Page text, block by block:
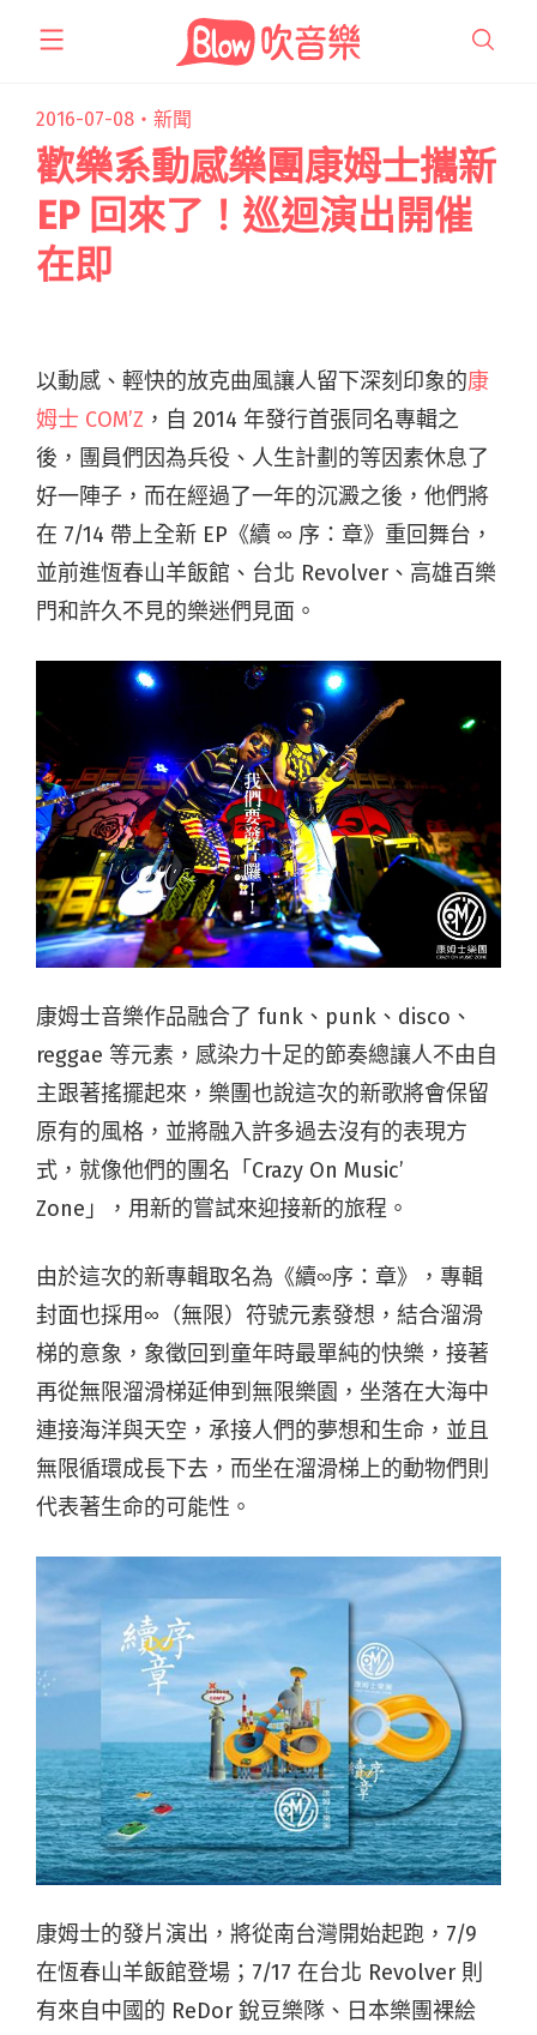
2016-07-08・ 新聞
歡樂系動感樂團康姆士攜新
EP 回來了！巡迴演出開催
在即
以動感、輕快的放克曲風讓人留下深刻印象的康
姆士 COM’Z ，自 2014 年發行首張同名專輯之
後，團員們因為兵役、人生計劃的等因素休息了
好一陣子，而在經過了一年的沉澱之後，他們將
在 7/14 帶上全新 EP《續 ∞ 序：章》重回舞台，
並前進恆春山羊飯館、台北 Revolver、高雄百樂
門和許久不見的樂迷們見面。
康姆士音樂作品融合了 funk、punk、disco、
reggae 等元素，感染力十足的節奏總讓人不由自
主跟著搖擺起來，樂團也說這次的新歌將會保留
原有的風格，並將融入許多過去沒有的表現方
式，就像他們的團名「Crazy On Music’
Zone」，用新的嘗試來迎接新的旅程。
由於這次的新專輯取名為《續∞序：章》，專輯
封面也採用∞（無限）符號元素發想，結合溜滑
梯的意象，象徵回到童年時最單純的快樂，接著
再從無限溜滑梯延伸到無限樂園，坐落在大海中
連接海洋與天空，承接人們的夢想和生命，並且
無限循環成長下去，而坐在溜滑梯上的動物們則
代表著生命的可能性。
康姆士的發片演出，將從南台灣開始起跑，7/9
在恆春山羊飯館登場；7/17 在台北 Revolver 則
有來自中國的 ReDor 銳豆樂隊、日本樂團裸絵